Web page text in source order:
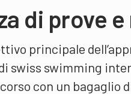
di prove
principale
swiss swimming
con un bagaglio